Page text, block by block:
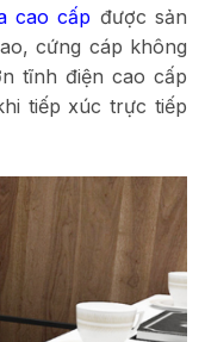
cao cấp được sản
cứng cáp không
tĩnh điện cao cấp
tiếp xúc trực tiếp